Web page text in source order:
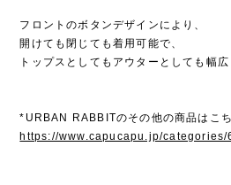
フロントのボタンデザインにより、
開けても閉じても着用可能で、
トップスとしてもアウターとしても幅広
*URBAN RABBITのその他の商品はこ
https://www.capucapu.jp/categories/